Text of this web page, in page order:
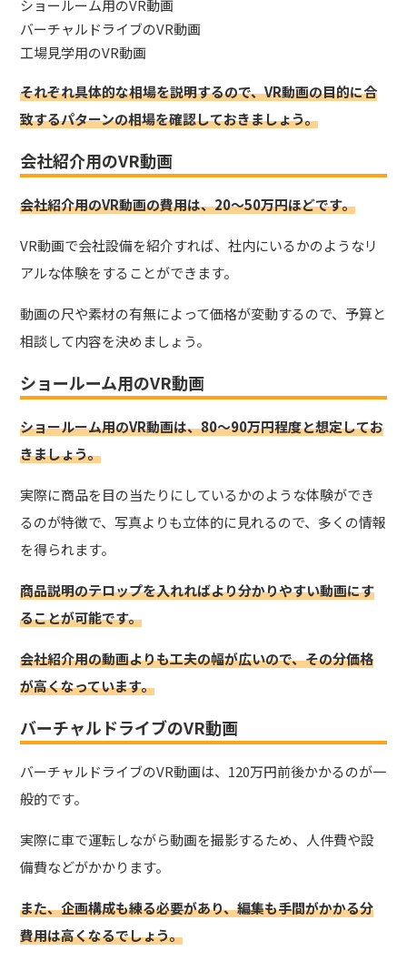
ショールーム用のVR動画
バーチャルドライブのVR動画
工場見学用のVR動画
それぞれ具体的な相場を説明するので、VR動画の目的に合
致するパターンの相場を確認しておきましょう。
会社紹介用のVR動画
会社紹介用のVR動画の費用は、20～50万円ほどです。
VR動画で会社設備を紹介すれば、社内にいるかのようなリ
アルな体験をすることができます。
動画の尺や素材の有無によって価格が変動するので、予算と
相談して内容を決めましょう。
ショールーム用のVR動画
ショールーム用のVR動画は、80～90万円程度と想定してお
きましょう。
実際に商品を目の当たりにしているかのような体験ができ
るのが特徴で、写真よりも立体的に見れるので、多くの情報
を得られます。
商品説明のテロップを入れればより分かりやすい動画にす
ることが可能です。
会社紹介用の動画よりも工夫の幅が広いので、その分価格
が高くなっています。
バーチャルドライブのVR動画
バーチャルドライブのVR動画は、120万円前後かかるのが一
般的です。
実際に車で運転しながら動画を撮影するため、人件費や設
備費などがかかります。
また、企画構成も練る必要があり、編集も手間がかかる分
費用は高くなるでしょう。